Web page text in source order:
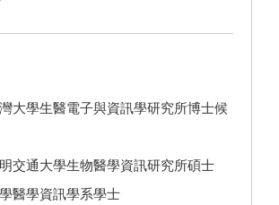
大學生醫電子與資訊學研究所博士候
交通大學生物醫學資訊研究所碩士
醫學資訊學系學士